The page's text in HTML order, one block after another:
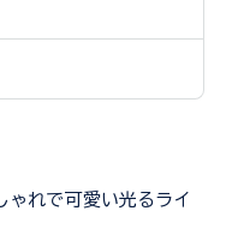
れで可愛い光るライ